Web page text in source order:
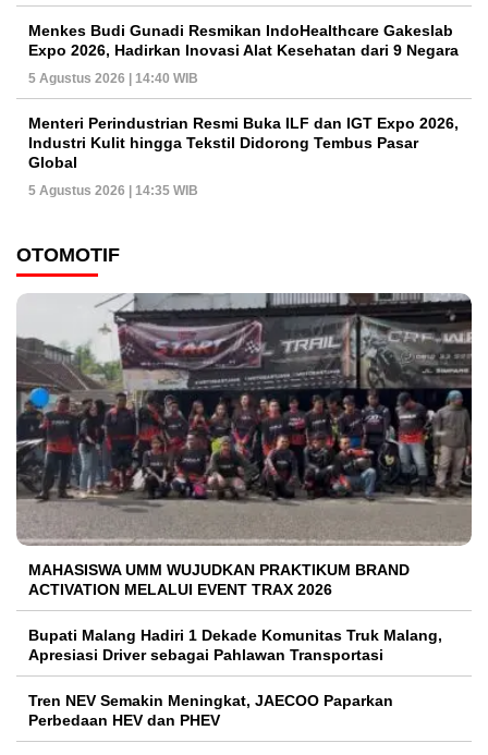
Menkes Budi Gunadi Resmikan IndoHealthcare Gakeslab
Expo 2026, Hadirkan Inovasi Alat Kesehatan dari 9 Negara
5 Agustus 2026 | 14:40 WIB
Menteri Perindustrian Resmi Buka ILF dan IGT Expo 2026,
Industri Kulit hingga Tekstil Didorong Tembus Pasar
Global
5 Agustus 2026 | 14:35 WIB
OTOMOTIF
MAHASISWA UMM WUJUDKAN PRAKTIKUM BRAND
ACTIVATION MELALUI EVENT TRAX 2026
Bupati Malang Hadiri 1 Dekade Komunitas Truk Malang,
Apresiasi Driver sebagai Pahlawan Transportasi
Tren NEV Semakin Meningkat, JAECOO Paparkan
Perbedaan HEV dan PHEV